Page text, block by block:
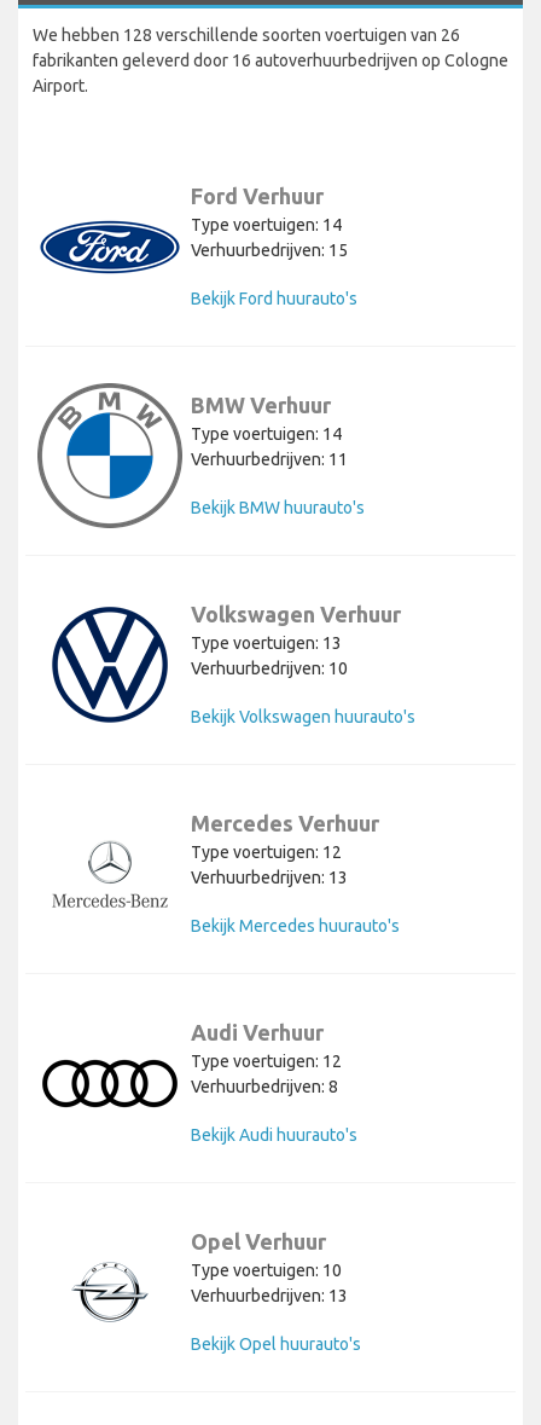
We hebben 128 verschillende soorten voertuigen van 26
fabrikanten geleverd door 16 autoverhuurbedrijven op Cologne
Airport.
Ford Verhuur
Type voertuigen: 14
Verhuurbedrijven: 15
Bekijk Ford huurauto's
BMW Verhuur
Type voertuigen: 14
Verhuurbedrijven: 11
Bekijk BMW huurauto's
Volkswagen Verhuur
Type voertuigen: 13
Verhuurbedrijven: 10
Bekijk Volkswagen huurauto's
Mercedes Verhuur
Type voertuigen: 12
Verhuurbedrijven: 13
Bekijk Mercedes huurauto's
Audi Verhuur
Type voertuigen: 12
Verhuurbedrijven: 8
Bekijk Audi huurauto's
Opel Verhuur
Type voertuigen: 10
Verhuurbedrijven: 13
Bekijk Opel huurauto's